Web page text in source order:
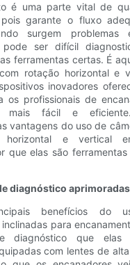
é uma parte vital de
pois garante o fluxo
surgem problemas
pode ser difícil
ferramentas certas. É
rotação horizontal e
inovadores
os profissionais de
mais fácil e
vantagens do uso de
e vertical
que elas são
diagnóstico aprimoradas
benefícios do
para
diagnóstico que elas
com lentes de